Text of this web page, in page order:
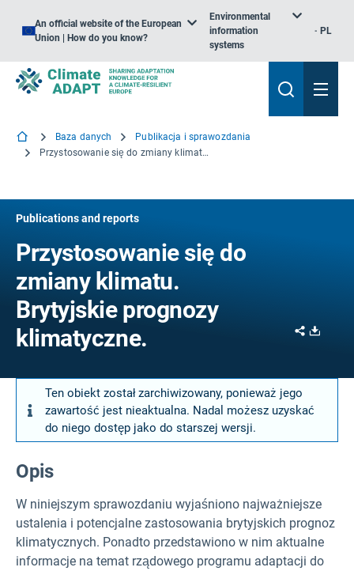
An official website of the European
Union | How do you know?
Environmental
information
systems
PL
Baza danych
Publikacja i sprawozdania
Przystosowanie się do zmiany klimatu. Brytyjskie prognozy klimatyczne.
Publications and reports
Przystosowanie się do
zmiany klimatu.
Brytyjskie prognozy
klimatyczne.
Share
Ten obiekt został zarchiwizowany, ponieważ jego
zawartość jest nieaktualna. Nadal możesz uzyskać
do niego dostęp jako do starszej wersji.
Opis
W niniejszym sprawozdaniu wyjaśniono najważniejsze
ustalenia i potencjalne zastosowania brytyjskich prognoz
klimatycznych. Ponadto przedstawiono w nim aktualne
informacje na temat rządowego programu adaptacji do